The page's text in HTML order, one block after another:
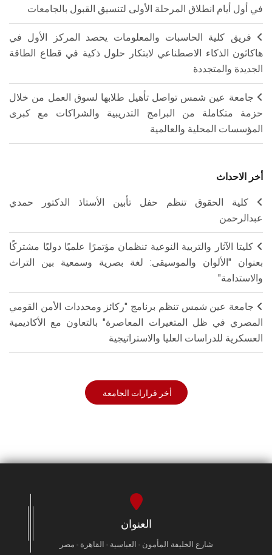
في أول أيام انطلاق المرحلة الأولى لتنسيق القبول بالجامعات
فريق كلية الحاسبات والمعلومات يحصد المركز الأول في
هاكاثون الذكاء الاصطناعي لابتكار حلول ذكية في قطاع الطاقة
الجديدة والمتجددة
جامعة عين شمس تواصل تأهيل طلابها لسوق العمل من خلال
حزمة متكاملة من البرامج التدريبية والشراكات مع كبرى
المؤسسات المحلية والعالمية
أخر الاحداث
كلية الحقوق تنظم حفل تأبين الأستاذ الدكتور حمدي
عبدالرحمن
كليتا الآثار والتربية النوعية تنظمان مؤتمرًا علميًا دوليًا مشتركًا
بعنوان "الألوان والموسيقى: لغة بصرية وسمعية بين التراث
والاستدامة"
جامعة عين شمس تنظم برنامج "ركائز ومحددات الأمن القومي
المصري في ظل المتغيرات المعاصرة" بالتعاون مع الأكاديمية
العسكرية للدراسات العليا والاستراتيجية
أخر قرارات الجامعة
العنوان
شارع الخليفة المأمون - العباسية - القاهرة - مصر